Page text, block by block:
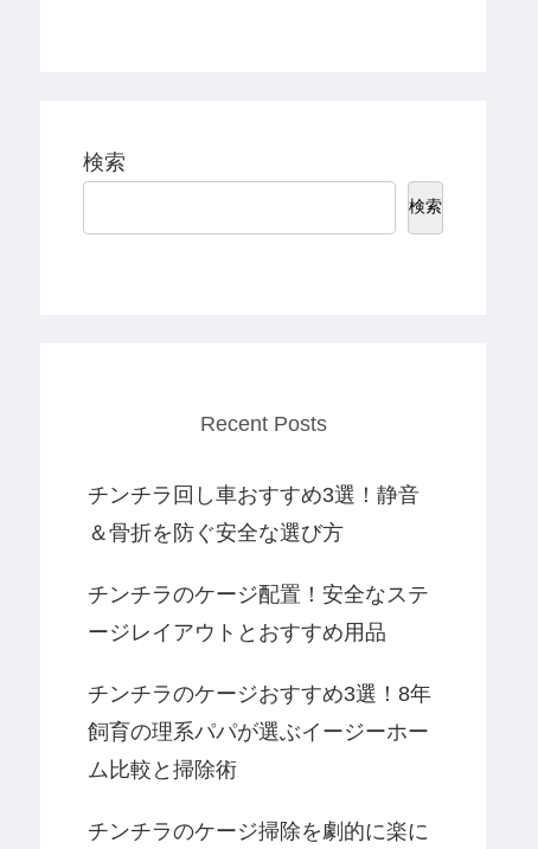
検索
検索
Recent Posts
チンチラ回し車おすすめ3選！静音
＆骨折を防ぐ安全な選び方
チンチラのケージ配置！安全なステ
ージレイアウトとおすすめ用品
チンチラのケージおすすめ3選！8年
飼育の理系パパが選ぶイージーホー
ム比較と掃除術
チンチラのケージ掃除を劇的に楽に